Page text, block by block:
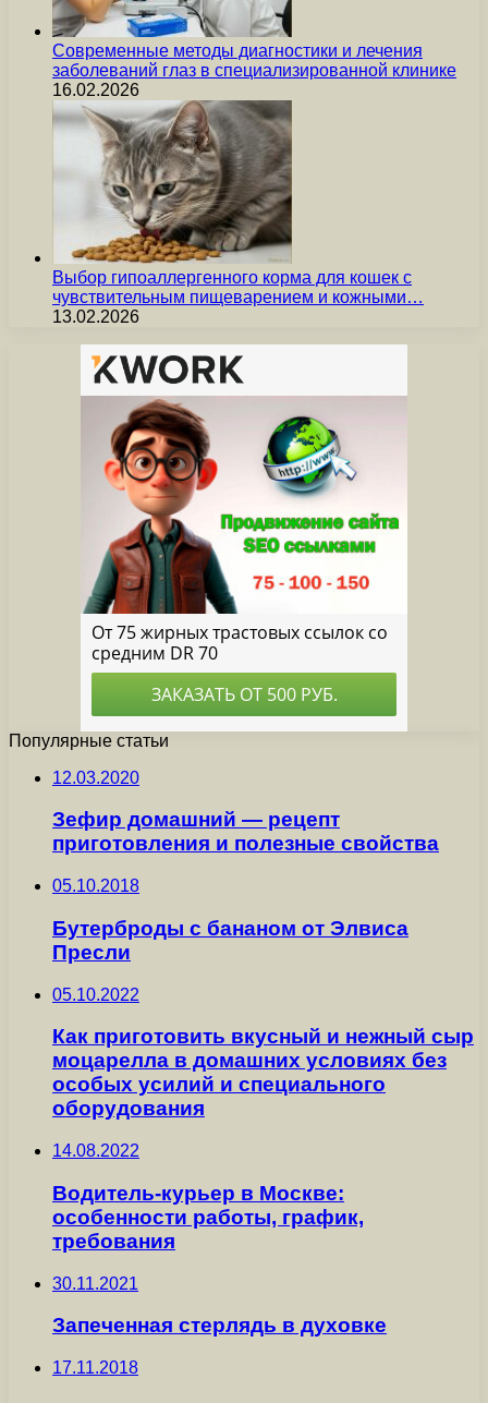
Современные методы диагностики и лечения
заболеваний глаз в специализированной клинике
16.02.2026
Выбор гипоаллергенного корма для кошек с
чувствительным пищеварением и кожными…
13.02.2026
Популярные статьи
12.03.2020
Зефир домашний — рецепт
приготовления и полезные свойства
05.10.2018
Бутерброды с бананом от Элвиса
Пресли
05.10.2022
Как приготовить вкусный и нежный сыр
моцарелла в домашних условиях без
особых усилий и специального
оборудования
14.08.2022
Водитель-курьер в Москве:
особенности работы, график,
требования
30.11.2021
Запеченная стерлядь в духовке
17.11.2018